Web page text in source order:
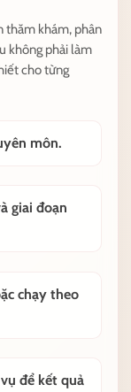
thăm khám, phân
không phải làm
cho từng
môn.
giai đoạn
chạy theo
để kết quả